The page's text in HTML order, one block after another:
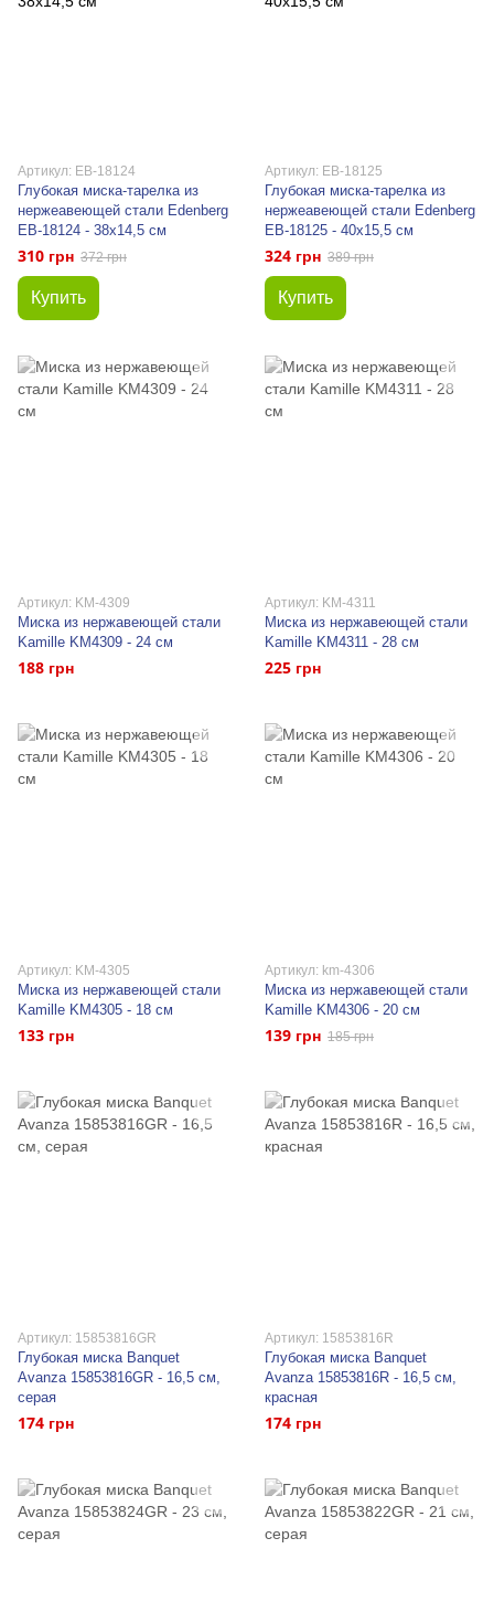
Артикул: EB-18124
Глубокая миска-тарелка из
нержеавеющей стали Edenberg
EB-18124 - 38x14,5 см
310 грн 372 грн
Купить
Артикул: EB-18125
Глубокая миска-тарелка из
нержеавеющей стали Edenberg
EB-18125 - 40x15,5 см
324 грн 389 грн
Купить
Артикул: KM-4309
Миска из нержавеющей стали
Kamille KM4309 - 24 см
188 грн
Артикул: KM-4311
Миска из нержавеющей стали
Kamille KM4311 - 28 см
225 грн
Артикул: KM-4305
Миска из нержавеющей стали
Kamille KM4305 - 18 см
133 грн
Артикул: km-4306
Миска из нержавеющей стали
Kamille KM4306 - 20 см
139 грн 185 грн
Артикул: 15853816GR
Глубокая миска Banquet
Avanza 15853816GR - 16,5 см,
серая
174 грн
Артикул: 15853816R
Глубокая миска Banquet
Avanza 15853816R - 16,5 см,
красная
174 грн